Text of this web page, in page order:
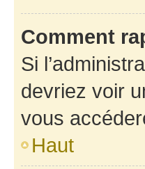
Comment
Si
devriez voir
vous
Haut